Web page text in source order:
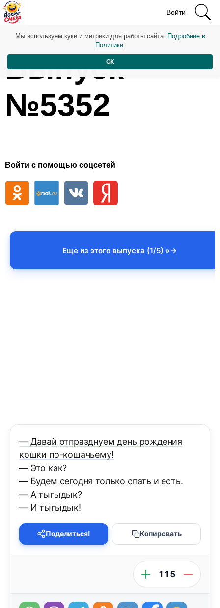
Войти
Выпуск
№5352
Войти с помощью соцсетей
Еще из этого выпуска (1/5) »
— Давай отпразднуем день рождения
кошки по-кошачьему!
— Это как?
— Будем сегодня только спать и есть.
— А тыгыдык?
— И тыгыдык!
Поделиться! Копировать
115
Мы используем куки и метрики для работы сайта. Подробнее в
Политике.
ОК